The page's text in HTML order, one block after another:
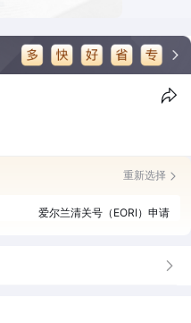
重新选择
爱尔兰清关号（EORI）申请